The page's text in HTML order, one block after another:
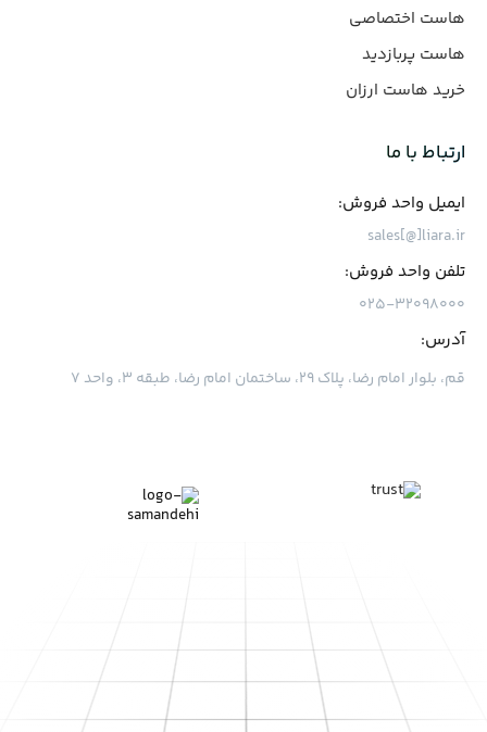
هاست اختصاصی
هاست پربازدید
خرید هاست ارزان
ارتباط با ما
ایمیل واحد فروش:
sales[@]liara.ir
تلفن واحد فروش:
۰۲۵-۳۲۰۹۸۰۰۰
آدرس:
قم، بلوار امام رضا، پلاک ۲۹، ساختمان امام رضا، طبقه ۳، واحد ۷